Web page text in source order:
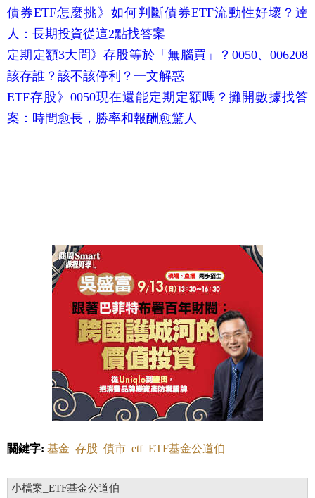
債券ETF怎麼挑》如何判斷債券ETF流動性好壞？達
人：長期投資從這2點找答案
定期定額3大問》存股等於「無腦買」？0050、006208
該存誰？該不該停利？一文解惑
ETF存股》0050現在還能定期定額嗎？攤開數據找答
案：時間愈長，勝率和報酬愈驚人
關鍵字: 基金 存股 債市 etf ETF基金公道伯
小檔案_ETF基金公道伯